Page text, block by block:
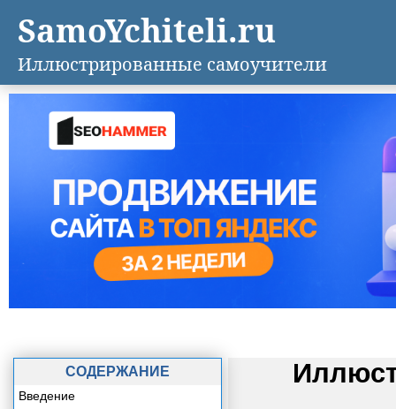
СОДЕРЖАНИЕ
Введение
SamoYchiteli.ru
Иллюстрированные самоучители